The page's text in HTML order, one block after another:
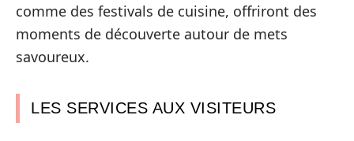
comme des festivals de cuisine, offriront des
moments de découverte autour de mets
savoureux.
LES SERVICES AUX VISITEURS